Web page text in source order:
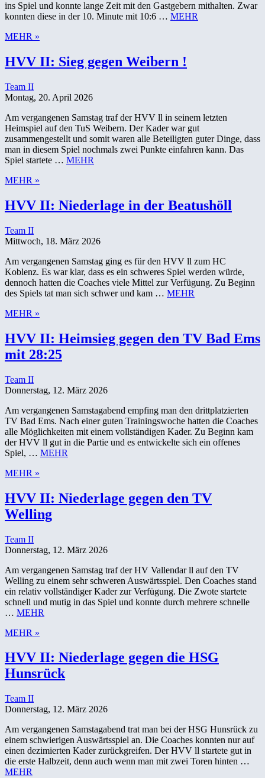
ins Spiel und konnte lange Zeit mit den Gastgebern mithalten. Zwar
konnten diese in der 10. Minute mit 10:6 … MEHR
MEHR »
HVV II: Sieg gegen Weibern !
Team II
Montag, 20. April 2026
Am vergangenen Samstag traf der HVV ll in seinem letzten
Heimspiel auf den TuS Weibern. Der Kader war gut
zusammengestellt und somit waren alle Beteiligten guter Dinge, dass
man in diesem Spiel nochmals zwei Punkte einfahren kann. Das
Spiel startete … MEHR
MEHR »
HVV II: Niederlage in der Beatushöll
Team II
Mittwoch, 18. März 2026
Am vergangenen Samstag ging es für den HVV ll zum HC
Koblenz. Es war klar, dass es ein schweres Spiel werden würde,
dennoch hatten die Coaches viele Mittel zur Verfügung. Zu Beginn
des Spiels tat man sich schwer und kam … MEHR
MEHR »
HVV II: Heimsieg gegen den TV Bad Ems
mit 28:25
Team II
Donnerstag, 12. März 2026
Am vergangenen Samstagabend empfing man den drittplatzierten
TV Bad Ems. Nach einer guten Trainingswoche hatten die Coaches
alle Möglichkeiten mit einem vollständigen Kader. Zu Beginn kam
der HVV ll gut in die Partie und es entwickelte sich ein offenes
Spiel, … MEHR
MEHR »
HVV II: Niederlage gegen den TV
Welling
Team II
Donnerstag, 12. März 2026
Am vergangenen Samstag traf der HV Vallendar ll auf den TV
Welling zu einem sehr schweren Auswärtsspiel. Den Coaches stand
ein relativ vollständiger Kader zur Verfügung. Die Zwote startete
schnell und mutig in das Spiel und konnte durch mehrere schnelle
… MEHR
MEHR »
HVV II: Niederlage gegen die HSG
Hunsrück
Team II
Donnerstag, 12. März 2026
Am vergangenen Samstagabend trat man bei der HSG Hunsrück zu
einem schwierigen Auswärtsspiel an. Die Coaches konnten nur auf
einen dezimierten Kader zurückgreifen. Der HVV ll startete gut in
die erste Halbzeit, denn auch wenn man mit zwei Toren hinten …
MEHR